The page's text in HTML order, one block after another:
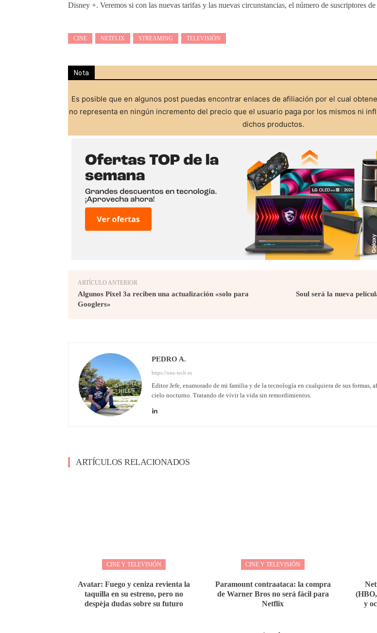
Disney +. Veremos si con las nuevas tarifas y las nuevas circunstancias, el número de suscriptores
CINE NETFLIX STREAMING TELEVISIÓN
Nota
Es posible que en algunos post puedas encontrar enlaces de afiliación por el cual
no representa en ningún incremento del precio que el usuario paga por los mismos ni
dichos productos.
ARTÍCULO ANTERIOR
Algunos Pixel 3a reciben una actualización «solo para
Googlers»
Soul será la nueva
PEDRO A.
https://one-tech.es
Editor Jefe, enamorado de mi familia y de la tecnología en cualquiera de sus formas,
cielo nocturno. Tratando de vivir la vida sin remordimientos.
ARTÍCULOS RELACIONADOS
CINE Y TELEVISIÓN
Avatar: Fuego y ceniza revienta la
taquilla en su estreno, pero no
despèja dudas sobre su futuro
CINE Y TELEVISIÓN
Paramount contraataca: la compra
de Warner Bros no será fácil para
Netflix
y